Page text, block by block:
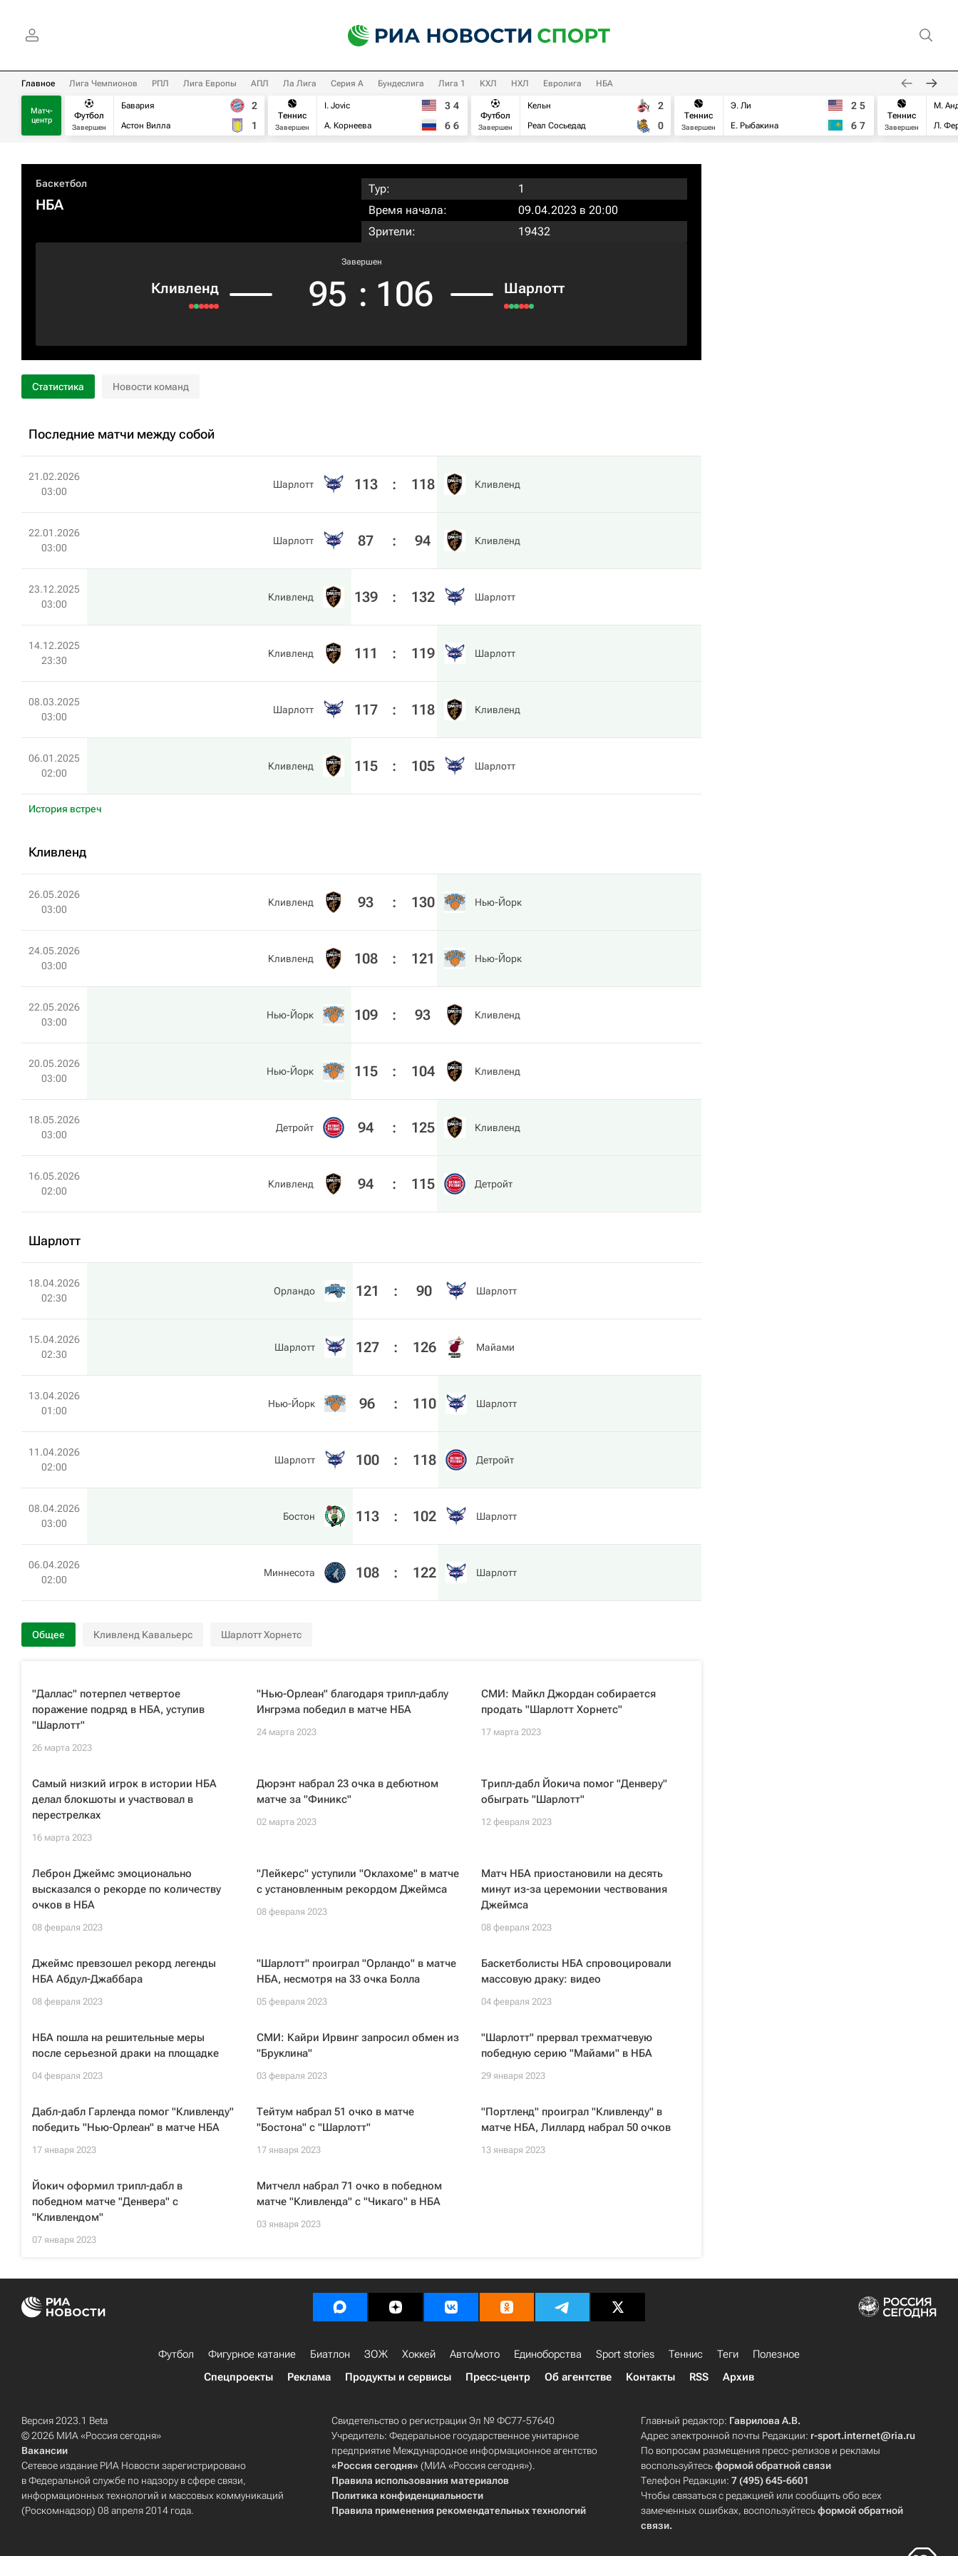
Главное Лига Чемпионов РПЛ Лига Европы АПЛ Ла Лига Серия А Бундеслига Лига 1 КХЛ НХЛ Евролига НБА
Матч-
центр
Футбол
Завершен
Бавария
Астон Вилла
2
1
Теннис
Завершен
I. Jovic
А. Корнеева
3 4
6 6
Футбол
Завершен
Кельн
Реал Сосьедад
2
0
Теннис
Завершен
Э. Ли
Е. Рыбакина
2 5
6 7
Теннис
Завершен
М.
Л.
Баскетбол
НБА
Тур:
1
Время начала:
09.04.2023 в 20:00
Зрители:
19432
Кливленд
Завершен
95 : 106 Шарлотт
Статистика Новости команд
Последние матчи между собой
21.02.2026
03:00
Шарлотт 113 : 118 Кливленд
22.01.2026
03:00
Шарлотт 87 : 94 Кливленд
23.12.2025
03:00
Кливленд 139 : 132 Шарлотт
14.12.2025
23:30
Кливленд 111 : 119 Шарлотт
08.03.2025
03:00
Шарлотт 117 : 118 Кливленд
06.01.2025
02:00
Кливленд 115 : 105 Шарлотт
История встреч
Кливленд
26.05.2026
03:00
Кливленд 93 : 130 Нью-Йорк
24.05.2026
03:00
Кливленд 108 : 121 Нью-Йорк
22.05.2026
03:00
Нью-Йорк 109 : 93 Кливленд
20.05.2026
03:00
Нью-Йорк 115 : 104 Кливленд
18.05.2026
03:00
Детройт 94 : 125 Кливленд
16.05.2026
02:00
Кливленд 94 : 115 Детройт
Шарлотт
18.04.2026
02:30
Орландо 121 : 90 Шарлотт
15.04.2026
02:30
Шарлотт 127 : 126 Майами
13.04.2026
01:00
Нью-Йорк 96 : 110 Шарлотт
11.04.2026
02:00
Шарлотт 100 : 118 Детройт
08.04.2026
03:00
Бостон 113 : 102 Шарлотт
06.04.2026
02:00
Миннесота 108 : 122 Шарлотт
Общее Кливленд Кавальерс Шарлотт Хорнетс
"Даллас" потерпел четвертое
поражение подряд в НБА, уступив
"Шарлотт"
26 марта 2023
"Нью-Орлеан" благодаря трипл-даблу
Ингрэма победил в матче НБА
24 марта 2023
СМИ: Майкл Джордан собирается
продать "Шарлотт Хорнетс"
17 марта 2023
Самый низкий игрок в истории НБА
делал блокшоты и участвовал в
перестрелках
16 марта 2023
Дюрэнт набрал 23 очка в дебютном
матче за "Финикс"
02 марта 2023
Трипл-дабл Йокича помог "Денверу"
обыграть "Шарлотт"
12 февраля 2023
Леброн Джеймс эмоционально
высказался о рекорде по количеству
очков в НБА
08 февраля 2023
"Лейкерс" уступили "Оклахоме" в матче
с установленным рекордом Джеймса
08 февраля 2023
Матч НБА приостановили на десять
минут из-за церемонии чествования
Джеймса
08 февраля 2023
Джеймс превзошел рекорд легенды
НБА Абдул-Джаббара
08 февраля 2023
"Шарлотт" проиграл "Орландо" в матче
НБА, несмотря на 33 очка Болла
05 февраля 2023
Баскетболисты НБА спровоцировали
массовую драку: видео
04 февраля 2023
НБА пошла на решительные меры
после серьезной драки на площадке
04 февраля 2023
СМИ: Кайри Ирвинг запросил обмен из
"Бруклина"
03 февраля 2023
"Шарлотт" прервал трехматчевую
победную серию "Майами" в НБА
29 января 2023
Дабл-дабл Гарленда помог "Кливленду"
победить "Нью-Орлеан" в матче НБА
17 января 2023
Тейтум набрал 51 очко в матче
"Бостона" с "Шарлотт"
17 января 2023
"Портленд" проиграл "Кливленду" в
матче НБА, Лиллард набрал 50 очков
13 января 2023
Йокич оформил трипл-дабл в
победном матче "Денвера" с
"Кливлендом"
07 января 2023
Митчелл набрал 71 очко в победном
матче "Кливленда" с "Чикаго" в НБА
03 января 2023
Футбол Фигурное катание Биатлон ЗОЖ Хоккей Авто/мото Единоборства Sport stories Теннис Теги
Полезное
Спецпроекты
Реклама Продукты и сервисы Пресс-центр Об агентстве Контакты RSS Архив
Версия 2023.1 Beta
© 2026 МИА «Россия сегодня»
Вакансии
Сетевое издание РИА Новости зарегистрировано
в Федеральной службе по надзору в сфере связи,
информационных технологий и массовых коммуникаций
(Роскомнадзор) 08 апреля 2014 года.
Свидетельство о регистрации Эл № ФС77-57640
Учредитель: Федеральное государственное унитарное
предприятие Международное информационное агентство
«Россия сегодня» (МИА «Россия сегодня»).
Правила использования материалов
Политика конфиденциальности
Правила применения рекомендательных технологий
Главный редактор: Гаврилова А.В.
Адрес электронной почты Редакции: r-sport.internet@ria.ru
По вопросам размещения пресс-релизов и рекламы
воспользуйтесьформой обратной связи
Телефон Редакции:7 (495) 645-6601
Чтобы связаться с редакцией или сообщить обо всех
замеченных ошибках, воспользуйтесьформой обратной
связи.